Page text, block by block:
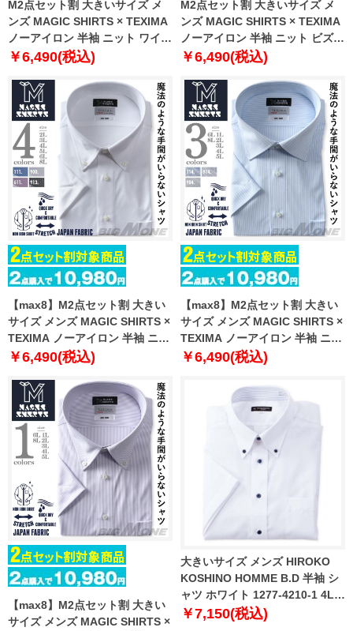
M2点セット割 大きいサイズ メ
ンズ MAGIC SHIRTS × TEXIMA
ノーアイロン 半袖 ニット ワイシ
ャツ レギュラー 吸水速乾 ストレ
240211rg
￥6,490(税込)
M2点セット割 大きいサイズ メ
ンズ MAGIC SHIRTS × TEXIMA
ノーアイロン 半袖 ニット ビズポ
ロシャツ ワイシャツ 吸水速乾 ス
pr240201
￥6,490(税込)
【max8】M2点セット割 大きい
サイズ メンズ MAGIC SHIRTS ×
TEXIMA ノーアイロン 半袖 ニッ
ト ワイシャツ ボタンダウン 吸水
ms-240207bd
￥6,490(税込)
【max8】M2点セット割 大きい
サイズ メンズ MAGIC SHIRTS ×
TEXIMA ノーアイロン 半袖 ニッ
ト ワイシャツ セミワイド 吸水速
ms-240208sw
￥6,490(税込)
【max8】M2点セット割 大きい
サイズ メンズ MAGIC SHIRTS ×
大きいサイズ メンズ HIROKO
KOSHINO HOMME B.D 半袖 シ
ャツ ホワイト 1277-4210-1 4L
5L 6L 7L 8L 9L
￥7,150(税込)